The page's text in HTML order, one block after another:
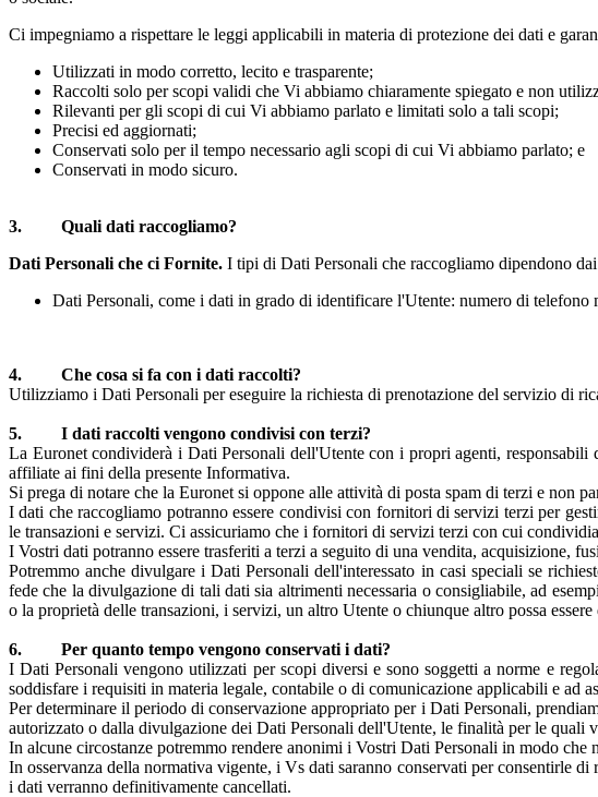
Ci impegniamo a rispettare le leggi applicabili in materia di protezione dei dati e
Utilizzati in modo corretto, lecito e trasparente;
Raccolti solo per scopi validi che Vi abbiamo chiaramente spiegato e non
Rilevanti per gli scopi di cui Vi abbiamo parlato e limitati solo a tali scopi;
Precisi ed aggiornati;
Conservati solo per il tempo necessario agli scopi di cui Vi abbiamo parlato; e
Conservati in modo sicuro.
3. Quali dati raccogliamo?
Dati Personali che ci Fornite. I tipi di Dati Personali che raccogliamo dipendono
Dati Personali, come i dati in grado di identificare l'Utente: numero di telefono
4. Che cosa si fa con i dati raccolti?
Utilizziamo i Dati Personali per eseguire la richiesta di prenotazione del servizio di
5. I dati raccolti vengono condivisi con terzi?
La Euronet condividerà i Dati Personali dell'Utente con i propri agenti,
affiliate ai fini della presente Informativa.
Si prega di notare che la Euronet si oppone alle attività di posta spam di terzi e non
I dati che raccogliamo potranno essere condivisi con fornitori di servizi terzi per
le transazioni e servizi. Ci assicuriamo che i fornitori di servizi terzi con cui
I Vostri dati potranno essere trasferiti a terzi a seguito di una vendita, acquisizione,
Potremmo anche divulgare i Dati Personali dell'interessato in casi speciali se
fede che la divulgazione di tali dati sia altrimenti necessaria o consigliabile, ad
o la proprietà delle transazioni, i servizi, un altro Utente o chiunque altro possa
6. Per quanto tempo vengono conservati i dati?
I Dati Personali vengono utilizzati per scopi diversi e sono soggetti a norme e
soddisfare i requisiti in materia legale, contabile o di comunicazione applicabili e ad
Per determinare il periodo di conservazione appropriato per i Dati Personali,
autorizzato o dalla divulgazione dei Dati Personali dell'Utente, le finalità per le
In alcune circostanze potremmo rendere anonimi i Vostri Dati Personali in modo
In osservanza della normativa vigente, i Vs dati saranno conservati per consentirle
i dati verranno definitivamente cancellati.